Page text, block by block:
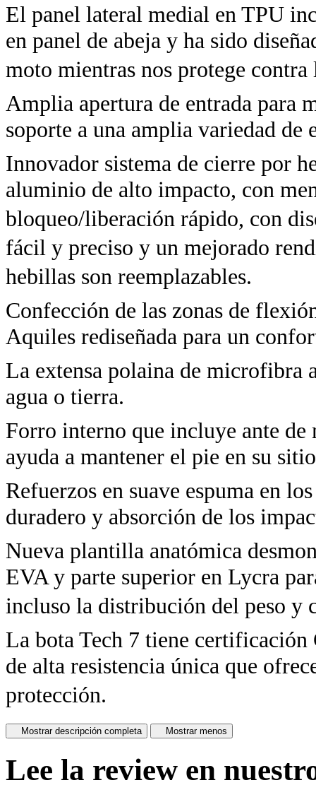
El panel lateral medial en TPU
en panel de abeja y ha sido
moto mientras nos protege
Amplia apertura de entrada para
soporte a una amplia variedad de
Innovador sistema de cierre por
aluminio de alto impacto, con
bloqueo/liberación rápido, con
fácil y preciso y un mejorado
hebillas son reemplazables.
Confección de las zonas de
Aquiles rediseñada para un
La extensa polaina de microfibra
agua o tierra.
Forro interno que incluye ante
ayuda a mantener el pie en su
Refuerzos en suave espuma en
duradero y absorción de los
Nueva plantilla anatómica
EVA y parte superior en Lycra
incluso la distribución del peso y
La bota Tech 7 tiene
de alta resistencia única que
protección.
Mostrar descripción completa Mostrar menos
Lee la review en